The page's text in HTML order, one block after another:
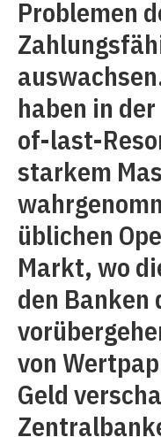
Problemen
haben in
of-last-
starkem
üblichen
Markt, wo
den Banken
von
Geld